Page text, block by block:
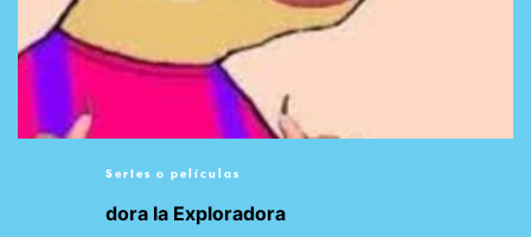
Series o películas
dora la Exploradora